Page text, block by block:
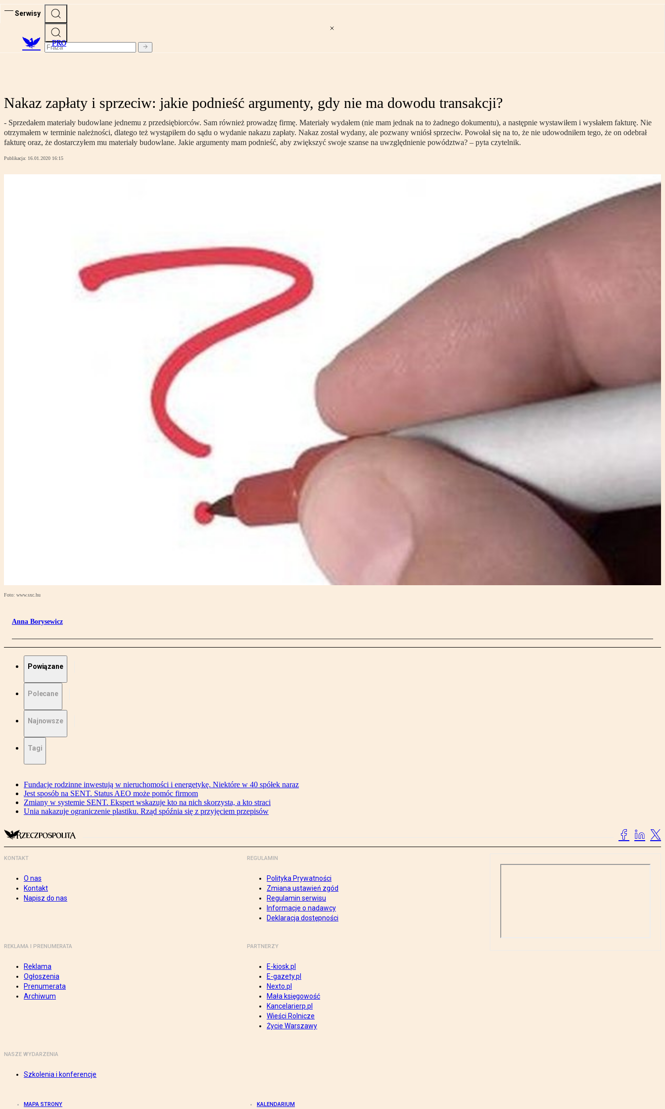
Serwisy
PRO
Nakaz zapłaty i sprzeciw: jakie podnieść argumenty, gdy nie ma dowodu transakcji?
- Sprzedałem materiały budowlane jednemu z przedsiębiorców. Sam również prowadzę firmę. Materiały wydałem (nie mam jednak na to żadnego dokumentu), a następnie wystawiłem i wysłałem fakturę. Nie
otrzymałem w terminie należności, dlatego też wystąpiłem do sądu o wydanie nakazu zapłaty. Nakaz został wydany, ale pozwany wniósł sprzeciw. Powołał się na to, że nie udowodniłem tego, że on odebrał
fakturę oraz, że dostarczyłem mu materiały budowlane. Jakie argumenty mam podnieść, aby zwiększyć swoje szanse na uwzględnienie powództwa? – pyta czytelnik.
Publikacja: 16.01.2020 16:15
Foto: www.sxc.hu
Anna Borysewicz
Powiązane
Polecane
Najnowsze
Tagi
Fundacje rodzinne inwestują w nieruchomości i energetykę. Niektóre w 40 spółek naraz
Jest sposób na SENT. Status AEO może pomóc firmom
Zmiany w systemie SENT. Ekspert wskazuje kto na nich skorzysta, a kto straci
Unia nakazuje ograniczenie plastiku. Rząd spóźnia się z przyjęciem przepisów
KONTAKT
O nas
Kontakt
Napisz do nas
REGULAMIN
Polityka Prywatności
Zmiana ustawień zgód
Regulamin serwisu
Informacje o nadawcy
Deklaracja dostępności
REKLAMA I PRENUMERATA
Reklama
Ogłoszenia
Prenumerata
Archiwum
PARTNERZY
E-kiosk.pl
E-gazety.pl
Nexto.pl
Mała księgowość
Kancelarierp.pl
Wieści Rolnicze
Życie Warszawy
NASZE WYDARZENIA
Szkolenia i konferencje
MAPA STRONY KALENDARIUM